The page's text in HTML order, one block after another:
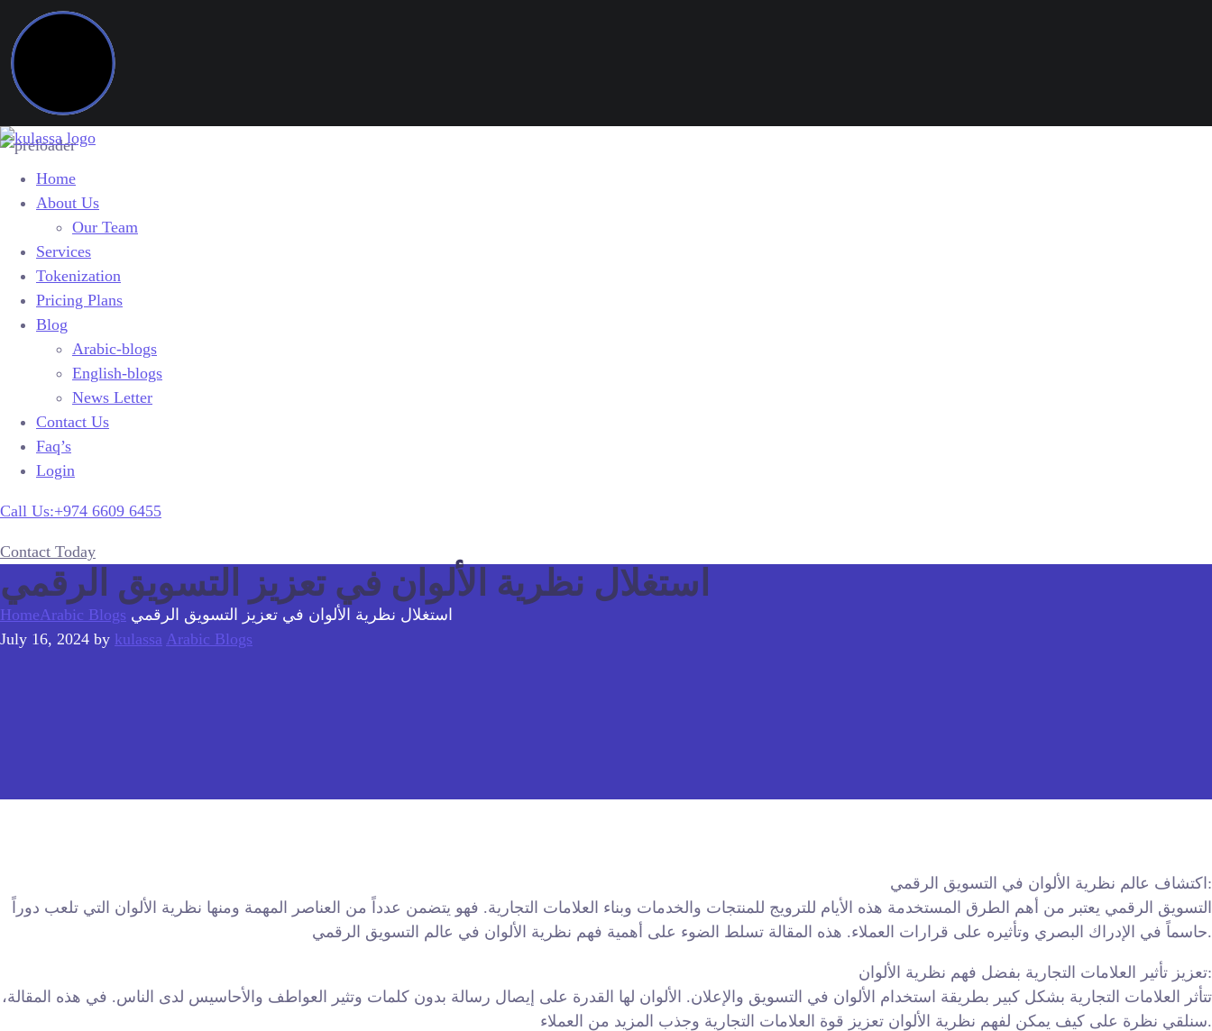
Home
About Us
Our Team
Services
Tokenization
Pricing Plans
Blog
Arabic-blogs
English-blogs
News Letter
Contact Us
Faq’s
Login
Call Us:+974 6609 6455
Contact Today
استغلال نظرية الألوان في تعزيز التسويق الرقمي
HomeArabic Blogs استغلال نظرية الألوان في تعزيز التسويق الرقمي
July 16, 2024 by kulassa Arabic Blogs
اكتشاف عالم نظرية الألوان في التسويق الرقمي:
التسويق الرقمي يعتبر من أهم الطرق المستخدمة هذه الأيام للترويج للمنتجات والخدمات وبناء العلامات التجارية. فهو يتضمن عدداً من العناصر المهمة ومنها نظرية الألوان التي تلعب دوراً
حاسماً في الإدراك البصري وتأثيره على قرارات العملاء. هذه المقالة تسلط الضوء على أهمية فهم نظرية الألوان في عالم التسويق الرقمي.
تعزيز تأثير العلامات التجارية بفضل فهم نظرية الألوان:
تتأثر العلامات التجارية بشكل كبير بطريقة استخدام الألوان في التسويق والإعلان. الألوان لها القدرة على إيصال رسالة بدون كلمات وتثير العواطف والأحاسيس لدى الناس. في هذه المقالة،
سنلقي نظرة على كيف يمكن لفهم نظرية الألوان تعزيز قوة العلامات التجارية وجذب المزيد من العملاء.